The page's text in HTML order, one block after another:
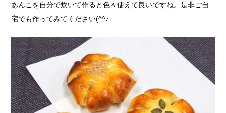
あんこを自分で炊いて作ると色々使えて良いですね。是非ご自
宅でも作ってみてください(^^♪